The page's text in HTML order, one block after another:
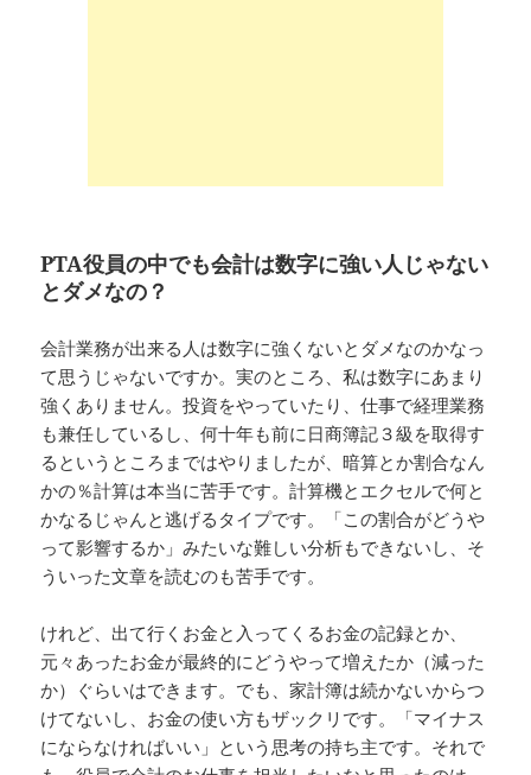
PTA役員の中でも会計は数字に強い人じゃない
とダメなの？
会計業務が出来る人は数字に強くないとダメなのかなっ
て思うじゃないですか。実のところ、私は数字にあまり
強くありません。投資をやっていたり、仕事で経理業務
も兼任しているし、何十年も前に日商簿記３級を取得す
るというところまではやりましたが、暗算とか割合なん
かの％計算は本当に苦手です。計算機とエクセルで何と
かなるじゃんと逃げるタイプです。「この割合がどうや
って影響するか」みたいな難しい分析もできないし、そ
ういった文章を読むのも苦手です。
けれど、出て行くお金と入ってくるお金の記録とか、
元々あったお金が最終的にどうやって増えたか（減った
か）ぐらいはできます。でも、家計簿は続かないからつ
けてないし、お金の使い方もザックリです。「マイナス
にならなければいい」という思考の持ち主です。それで